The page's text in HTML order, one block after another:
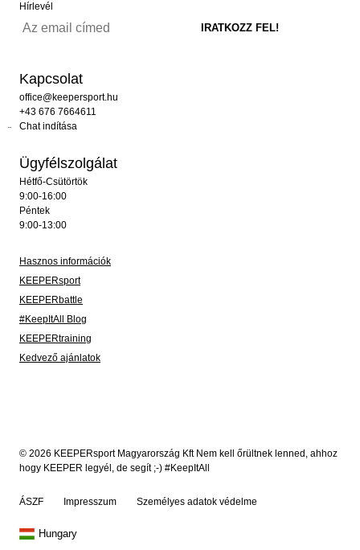
Hírlevél
Kapcsolat
office@keepersport.hu
+43 676 7664611
Chat indítása
Ügyfélszolgálat
Hétfő-Csütörtök
9:00-16:00
Péntek
9:00-13:00
Hasznos információk
KEEPERsport
KEEPERbattle
#KeepItAll Blog
KEEPERtraining
Kedvező ajánlatok
© 2026 KEEPERsport Magyarország Kft Nem kell őrültnek lenned, ahhoz
hogy KEEPER legyél, de segít ;-) #KeepItAll
ÁSZF Impresszum Személyes adatok védelme
Hungary